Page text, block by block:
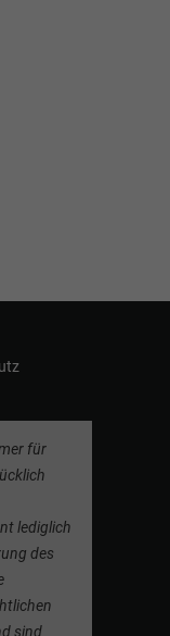
für
lediglich
des
sind